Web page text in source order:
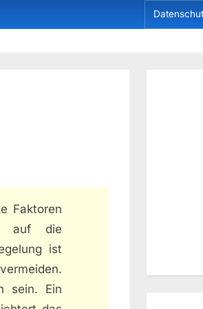
Faktoren
auf die
ist
sein. Ein